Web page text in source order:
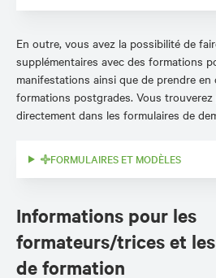
En outre, vous avez la possibilité de
supplémentaires avec des formations
manifestations ainsi que de prendre
formations postgrades. Vous trouverez
directement dans les formulaires de
FORMULAIRES ET MODÈLES
Informations pour les
formateurs/trices et
de formation